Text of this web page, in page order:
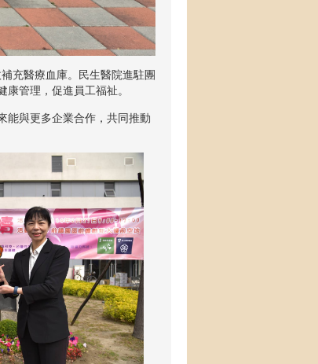
充醫療血庫。民生醫院進駐團
管理，促進員工福祉。
能與更多企業合作，共同推動